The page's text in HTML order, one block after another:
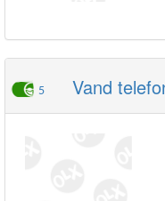
5 Vand